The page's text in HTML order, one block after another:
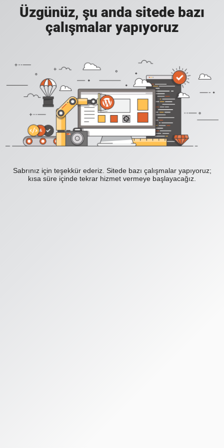
Üzgünüz, şu anda sitede bazı
çalışmalar yapıyoruz
Sabrınız için teşekkür ederiz. Sitede bazı çalışmalar yapıyoruz;
kısa süre içinde tekrar hizmet vermeye başlayacağız.